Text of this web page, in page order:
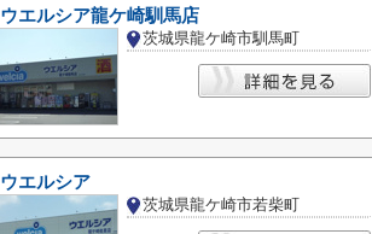
ウエルシア龍ケ崎馴馬店
茨城県龍ケ崎市馴馬町
ウエルシア
茨城県龍ケ崎市若柴町